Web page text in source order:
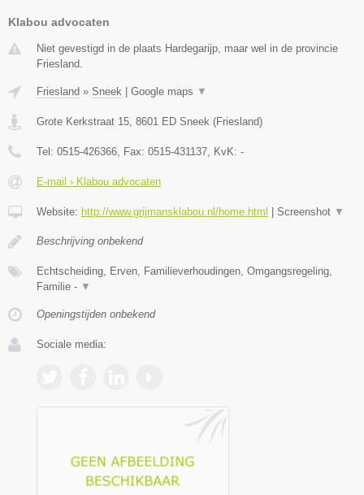
Klabou advocaten
Niet gevestigd in de plaats Hardegarijp, maar wel in de provincie
Friesland.
Friesland » Sneek Google maps ▼
Grote Kerkstraat 15 8601 ED Sneek (Friesland)
Tel: 0515-426366 , Fax: 0515-431137 , KvK: -
E-mail › Klabou advocaten
Website: http://www.grijmansklabou.nl/home.html Screenshot ▼
Beschrijving onbekend
Echtscheiding, Erven, Familieverhoudingen, Omgangsregeling,
Familie - ▼
Openingstijden onbekend
Sociale media: